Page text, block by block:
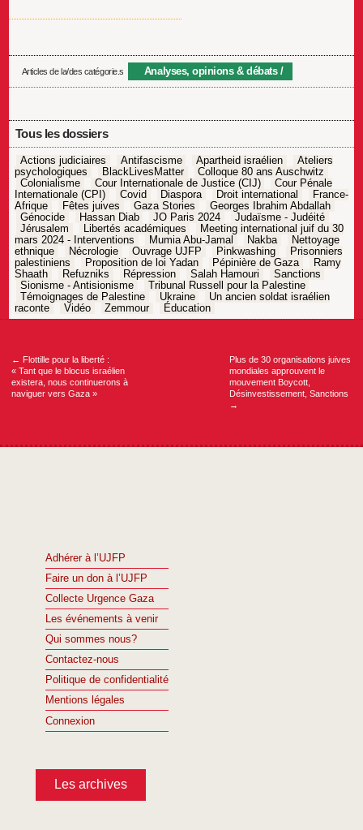
Articles de la/des catégorie.s Analyses, opinions & débats
Tous les dossiers
Actions judiciaires Antifascisme Apartheid israélien
Ateliers
psychologiques
BlackLivesMatter
Colloque 80 ans Auschwitz
Colonialisme
Cour Internationale de Justice (CIJ)
Cour Pénale
Internationale (CPI)
Covid Diaspora Droit international
France-
Afrique
Fêtes juives Gaza Stories
Georges Ibrahim Abdallah
Génocide
Hassan Diab JO Paris 2024
Judaïsme - Judéité
Jérusalem
Libertés académiques
Meeting international juif du 30
mars 2024 - Interventions
Mumia Abu-Jamal Nakba
Nettoyage
ethnique
Nécrologie Ouvrage UJFP Pinkwashing
Prisonniers
palestiniens
Proposition de loi Yadan Pépinière de Gaza
Ramy
Shaath
Refuzniks Répression Salah Hamouri
Sanctions
Sionisme - Antisionisme
Tribunal Russell pour la Palestine
Témoignages de Palestine
Ukraine
Un ancien soldat israélien
raconte
Vidéo Zemmour Éducation
Navigation
← Flottille pour la liberté :
« Tant que le blocus israélien
existera, nous continuerons à
naviguer vers Gaza »
Plus de 30 organisations juives
mondiales approuvent le
mouvement Boycott,
Désinvestissement, Sanctions
→
Adhérer à l’UJFP
Faire un don à l’UJFP
Collecte Urgence Gaza
Les événements à venir
Qui sommes nous?
Contactez-nous
Politique de confidentialité
Mentions légales
Connexion
Les archives